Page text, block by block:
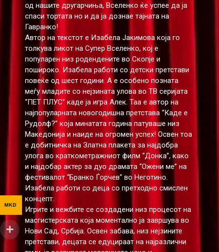
од нашите другарчиња, Вселенко ќе успее да ја
спаси тортата но и да ја дознае тајната на
Гавранко!
Автор на текстот е Изабела Јакимова која го
толкува ликот на Супер Вселенко, кој е
популарен низ родендените во Скопје и
пошироко. Изабела работи со детски претстави
повеќе од шест години. А е особено позната
меѓу младите со нејзината улова во ТВ серијата
“ПЕТ ПЛУС” каде ја игра Алек. Таа е автор на
најпопуларната новогодишна претстава “Каде е
Рудолф?” која минатата година патуваше низ
Македонија и наиде на огромен успех! Освен тоа
е добитничка на Златна плакета за најдобра
улога во краткометражниот филм “Донка”, како
и најдобар актер за дуо драмата “Ожени ме” на
фестивалот “Бранко Ѓорчев” во Неготино.
Изабела работи со деца со претходно смислен
концепт.
Игрите и вежбите се создадени низ процесот на
масгистерската која моментално ја завршува во
Нови Сад, Србија. Освен забава, низ нејзините
претстави, децата се едуцираат на најразлични
MKD